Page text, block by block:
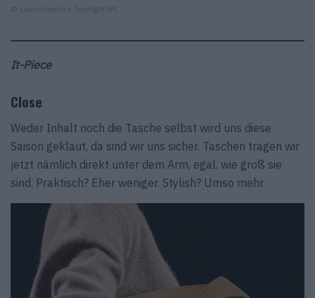
© Launchmetrics SpotlightSM
It-Piece
Close
Weder Inhalt noch die Tasche selbst wird uns diese
Saison geklaut, da sind wir uns sicher. Taschen tragen wir
jetzt nämlich direkt unter dem Arm, egal, wie groß sie
sind. Praktisch? Eher weniger. Stylish? Umso mehr.